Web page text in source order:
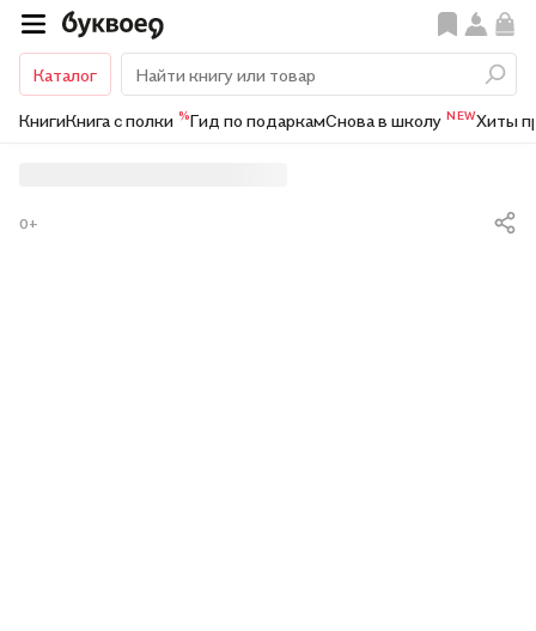
Каталог
КнигиКнига с полки %Гид по подаркамСнова в школу NEWХиты
0+